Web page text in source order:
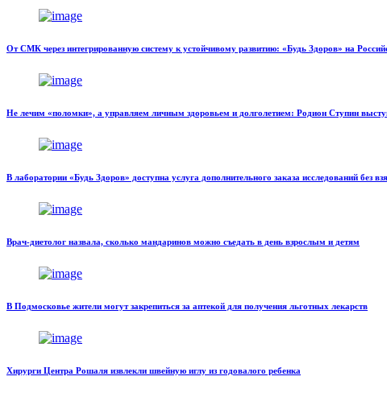
От СМК через интегрированную систему к устойчивому развитию: «Будь Здоров» на
Не лечим «поломки», а управляем личным здоровьем и долголетием: Родион Ступин
В лаборатории «Будь Здоров» доступна услуга дополнительного заказа исследований без
Врач-диетолог назвала, сколько мандаринов можно съедать в день взрослым и детям
В Подмосковье жители могут закрепиться за аптекой для получения льготных лекарств
Хирурги Центра Рошаля извлекли швейную иглу из годовалого ребенка